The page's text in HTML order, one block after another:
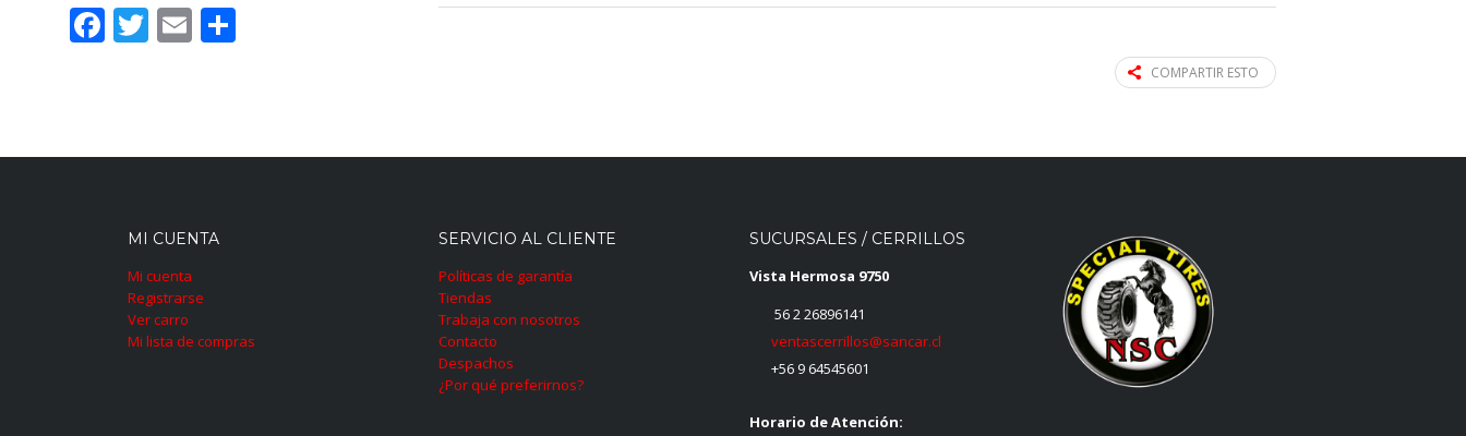
COMPARTIR ESTO
Facebook
Twitter
Email
MI CUENTA
Mi cuenta
Registrarse
Ver carro
Mi lista de compras
SERVICIO AL CLIENTE
Políticas de garantía
Tiendas
Trabaja con nosotros
Contacto
Despachos
¿Por qué preferirnos?
SUCURSALES / CERRILLOS
Vista Hermosa 9750
56 2 26896141
ventascerrillos@sancar.cl
+56 9 64545601
Horario de Atención: